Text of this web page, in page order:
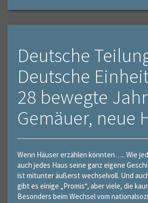
Deutsche
Deutsche
28 bewegte
Gemäuer, neue
Wenn Häuser erzählen könnten….. Wie
auch jedes Haus seine ganz eigene
ist mitunter äußerst wechselvoll. Und
gibt es einige „Promis“, aber viele, die
Besonders beim Wechsel vom